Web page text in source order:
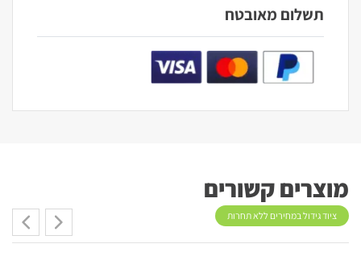
תשלום מאובטח
מוצרים קשורים
ציוד גידול במחירים ללא תחרות